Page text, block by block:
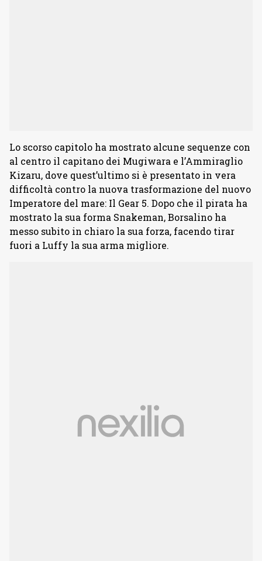
Lo scorso capitolo ha mostrato alcune sequenze con
al centro il capitano dei Mugiwara e l’Ammiraglio
Kizaru, dove quest’ultimo si è presentato in vera
difficoltà contro la nuova trasformazione del nuovo
Imperatore del mare: Il Gear 5. Dopo che il pirata ha
mostrato la sua forma Snakeman, Borsalino ha
messo subito in chiaro la sua forza, facendo tirar
fuori a Luffy la sua arma migliore.